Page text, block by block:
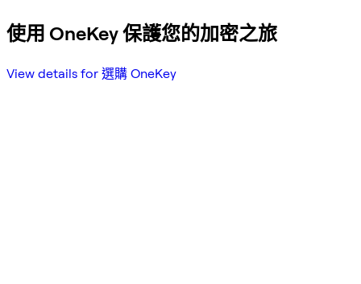
使用 OneKey 保護您的加密之旅
View details for 選購 OneKey